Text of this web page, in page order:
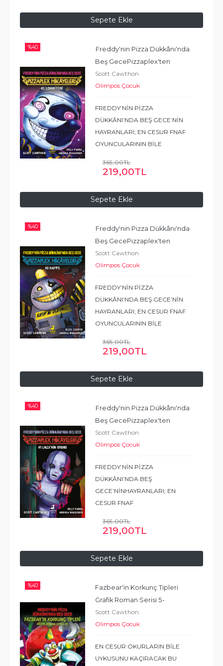
Sepete Ekle
Dükkânı'nda Beş
GecePizzaplex'ten
%40
Sepete Ekle
Freddy'nin Pizza Dükkânı'nda
Beş GecePizzaplex'ten
Hikâyeler #3 : Somnifobi
Scott Cawthon
Olimpos Çocuk
FREDDY’NİN PİZZA
DÜKKÂNI’NDA BEŞ GECE’NİN
HAYRANLARI; EN CESUR FNAF
OYUNCULARININ BİLE
KAÇIRACAK, DEHŞET VERİCİ ÜÇ
KOLEKSİYONU ELLERİNDEN
BIRAKMAK İSTEMEYECEKLER!
365,00TL
219,00TL
%40
Sepete Ekle
Freddy'nin Pizza Dükkânı'nda
Beş GecePizzaplex'ten
Hikâyeler #2 : Happs
Scott Cawthon
Olimpos Çocuk
FREDDY’NİN PİZZA
DÜKKÂNI’NDA BEŞ GECE’NİN
HAYRANLARI; EN CESUR FNAF
OYUNCULARININ BİLE
KAÇIRACAK, DEHŞET VERİCİ ÜÇ
KOLEKSİYONU ELLERİNDEN
BIRAKMAK İSTEMEYECEKLER!
365,00TL
219,00TL
%40
Sepete Ekle
Freddy'nin Pizza Dükkânı'nda
Beş GecePizzaplex'ten
Hikâyeler #1 : Lally'nin Oyunu
Scott Cawthon
Olimpos Çocuk
FREDDY’NİN PİZZA
DÜKKÂNI’NDA BEŞ
GECE’NİNHAYRANLARI; EN
CESUR FNAF
GECELERİ UYKULARINI
HİKÂYEDEN OLUŞAN BU
KOLEKSİYONUELLERİNDEN
Bazı sırların gizli...Devamı
365,00TL
219,00TL
%40
Fazbear'in Korkunç Tipleri
Grafik Roman Serisi 5-
Freddy'nin Pizza Dükkanı'nda
Beş Gece
Scott Cawthon
Olimpos Çocuk
EN CESUR OKURLARIN BİLE
UYKUSUNU KAÇIRACAK BU